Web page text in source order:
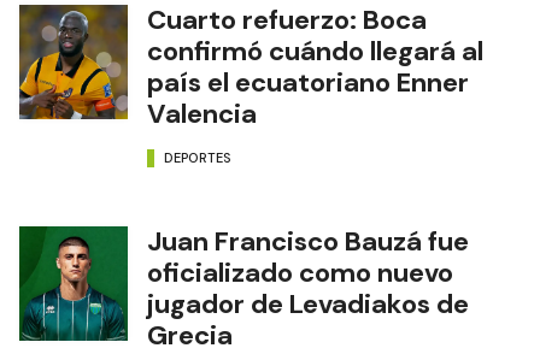
Cuarto refuerzo: Boca
confirmó cuándo llegará al
país el ecuatoriano Enner
Valencia
DEPORTES
Juan Francisco Bauzá fue
oficializado como nuevo
jugador de Levadiakos de
Grecia